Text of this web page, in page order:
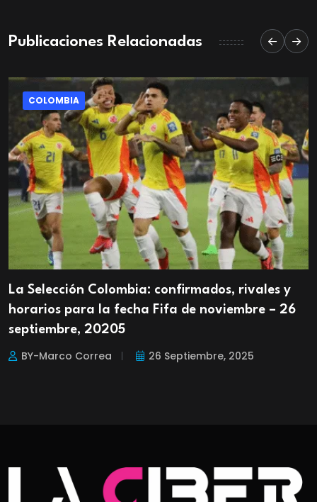
Publicaciones Relacionadas
COLOMBIA
La Selección Colombia: confirmados, rivales y
horarios para la fecha Fifa de noviembre – 26
septiembre, 20205
BY-Marco Correa 26 Septiembre, 2025